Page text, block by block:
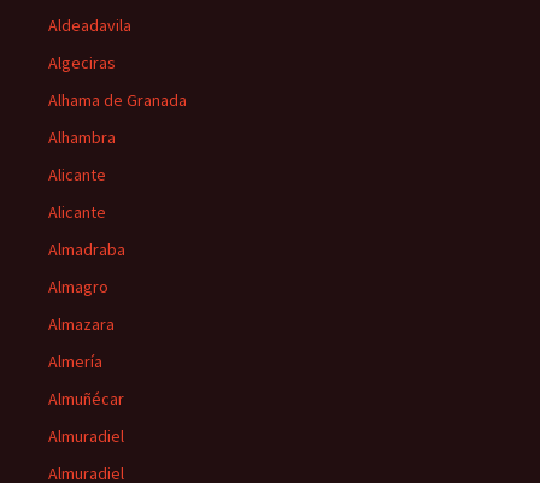
Aldeadavila
Algeciras
Alhama de Granada
Alhambra
Alicante
Alicante
Almadraba
Almagro
Almazara
Almería
Almuñécar
Almuradiel
Almuradiel